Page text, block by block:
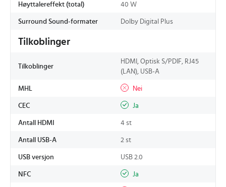
Høyttalereffekt (total) 40 W
Surround Sound-formater Dolby Digital Plus
Tilkoblinger
Tilkoblinger
HDMI, Optisk S/PDIF, RJ45
(LAN), USB-A
MHL Nei
CEC Ja
Antall HDMI 4 st
Antall USB-A 2 st
USB versjon USB 2.0
NFC Ja